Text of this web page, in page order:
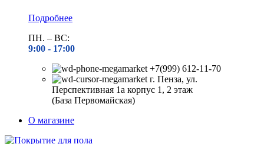
Подробнее
ПН. – ВС:
9:00 - 17:00
+7(999) 612-11-70
г. Пенза, ул.
Перспективная 1а корпус 1, 2 этаж
(База Первомайская)
О магазине